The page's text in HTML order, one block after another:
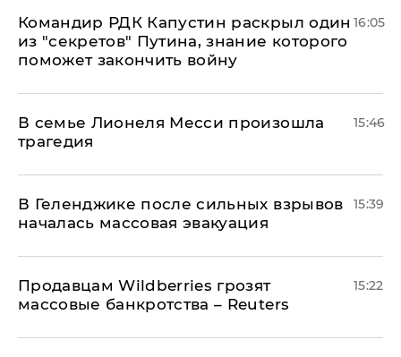
Командир РДК Капустин раскрыл один
из "секретов" Путина, знание которого
поможет закончить войну
16:05
В семье Лионеля Месси произошла
трагедия
15:46
В Геленджике после сильных взрывов
началась массовая эвакуация
15:39
Продавцам Wildberries грозят
массовые банкротства – Reuters
15:22